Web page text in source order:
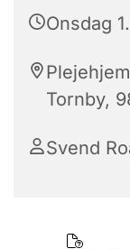
Onsdag
Tornby,
Svend